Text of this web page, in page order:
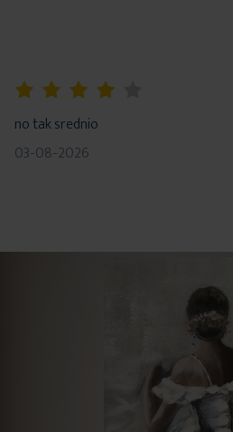
no tak srednio
03-08-2026